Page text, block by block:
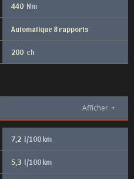
440 Nm
Automatique 8 rapports
200 ch
Afficher +
7,2 l/100 km
5,3 l/100 km